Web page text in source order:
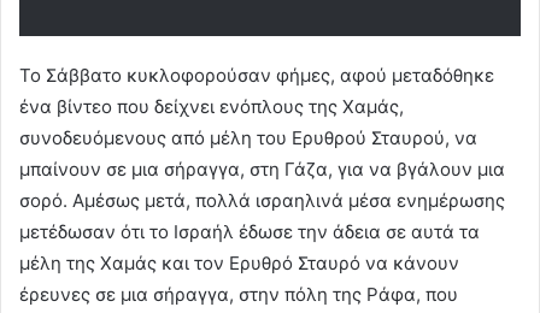
Το Σάββατο κυκλοφορούσαν φήμες, αφού μεταδόθηκε
ένα βίντεο που δείχνει ενόπλους της Χαμάς,
συνοδευόμενους από μέλη του Ερυθρού Σταυρού, να
μπαίνουν σε μια σήραγγα, στη Γάζα, για να βγάλουν μια
σορό. Αμέσως μετά, πολλά ισραηλινά μέσα ενημέρωσης
μετέδωσαν ότι το Ισραήλ έδωσε την άδεια σε αυτά τα
μέλη της Χαμάς και τον Ερυθρό Σταυρό να κάνουν
έρευνες σε μια σήραγγα, στην πόλη της Ράφα, που